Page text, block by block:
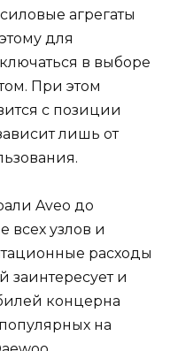
агрегаты
для
в выборе
При этом
с позиции
лишь от
Aveo до
всех узлов и
расходы
заинтересует и
концерна
на